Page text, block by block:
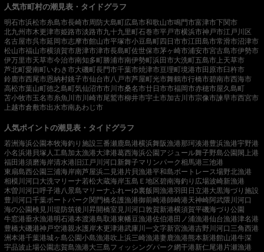
人気市町村の潮見表・タイドグラフ
明石市浜松市糸島市長崎市周防大島町広島市和歌山市鳴門市富津市下関市
北九州市木更津市姫路市淡路市九十九里町石巻市平戸市横浜市神戸市江戸川区
名古屋市呉市延岡市志摩市館山市平塚市小豆島町四日市市江田島市常滑市沼津市
松山市福山市横須賀市唐津市津市長島町佐世保市茅ヶ崎市浦安市宮古島市伊勢市
伊万里市天草市今治市南知多町勝浦市南伊勢町浜田市大洗町五島市 上天草市
芦北町愛南町いわき市大磯町長門市千葉市焼津市亘理町境港市田原市臼杵市
鈴鹿市西尾市恩納村銚子市仙台市八戸市芦屋町光市舞鶴市行橋市碧南市西海市
高松市葉山町徳之島町気仙沼市市川市桑名市廿日市市福岡市赤穂市屋久島町
苫小牧市玉名市糸魚川市 川崎市尾鷲市柳井市宇土市加古川市宗像市諫早市西宮市
上越市倉敷市出水市南あわじ市
人気ポイントの潮見表・タイドグラフ
若洲海浜公園本牧海釣り施設三番瀬 鹿島港横浜舞阪漁港那珂湊港豊浜漁港宇野港
小名浜港 貝塚人工島加太漁港大津港葛西海浜公園アジュール舞子野島公園閖上港
福田港須磨海岸清水港 旧江戸川河口 新舞子マリンパーク相馬港三池港
東扇島西公園三浦海岸南芦屋浜二見港 片貝漁港平和島ボートレース場野北漁港
相模川河口 大洗マリーナ若松大蔵海岸玉島Ｅ地区碧南海釣り広場波崎新漁港
木曽川河口呼子港 八景島マリーナふれーゆ裏飯岡漁港羽田 日立港大黒海づり施設
豊川河口千葉ポートパーク関門橋名護漁港御前崎港師崎港天神崎阿武隈川河口
海の公園検見川堤防筑後川昇開橋室見川河口敦賀新港横須賀平磯海づり公園
牛窓港垂水漁港明石港本渡港鳥取港東幡豆漁港佐伯港田ノ浦漁港仙台漁港津名港
豊橋大磯港神戸空港親水護岸木更津港武庫川一文字新宮漁港吉野川河口 三角西港
洲本港千葉港城ヶ島公園小島漁港吹上浜三崎漁港妻鹿漁港熊本新港館山港牛深
宇品波止場公園志賀島漁港大三島フィッシングパーク網干港新仁尾港 片瀬漁港